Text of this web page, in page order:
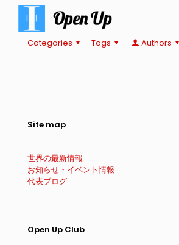
Categories Tags Authors
Site map
世界の最新情報
お知らせ・イベント情報
代表ブログ
Open Up Club